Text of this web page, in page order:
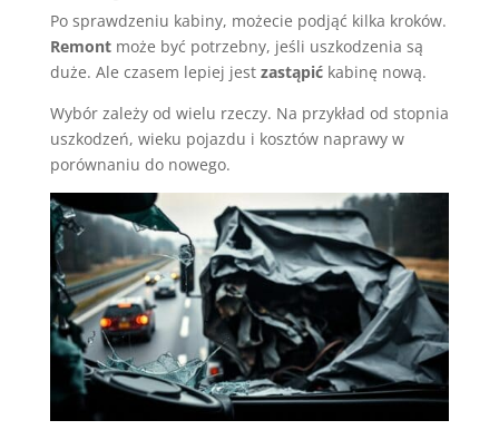
Po sprawdzeniu kabiny, możecie podjąć kilka kroków.
Remontmoże być potrzebny, jeśli uszkodzenia są
duże. Ale czasem lepiej jest zastąpićkabinę nową.
Wybór zależy od wielu rzeczy. Na przykład od stopnia
uszkodzeń, wieku pojazdu i kosztów naprawy w
porównaniu do nowego.